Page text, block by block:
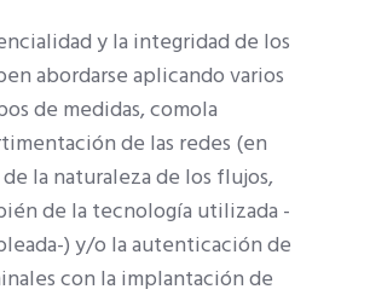
y la integridad de los
abordarse aplicando varios
de medidas, comola
de las redes (en
la naturaleza de los flujos,
de la tecnología utilizada -
) y/o la autenticación de
con la implantación de